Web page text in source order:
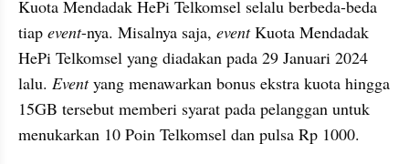
Kuota Mendadak HePi Telkomsel selalu berbeda-beda
tiap event-nya. Misalnya saja, event Kuota Mendadak
HePi Telkomsel yang diadakan pada 29 Januari 2024
lalu. Event yang menawarkan bonus ekstra kuota hingga
15GB tersebut memberi syarat pada pelanggan untuk
menukarkan 10 Poin Telkomsel dan pulsa Rp 1000.